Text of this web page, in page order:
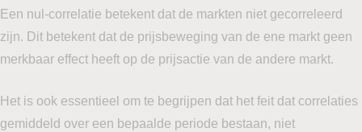
Een nul-correlatie betekent dat de markten niet gecorreleerd
zijn. Dit betekent dat de prijsbeweging van de ene markt geen
merkbaar effect heeft op de prijsactie van de andere markt.
Het is ook essentieel om te begrijpen dat het feit dat correlaties
gemiddeld over een bepaalde periode bestaan, niet